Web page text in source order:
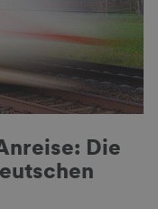
Die